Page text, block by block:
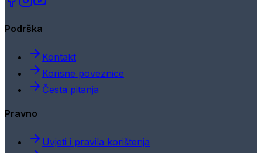
Podrška
Kontakt
Korisne poveznice
Česta pitanja
Pravno
Uvjeti i pravila korištenja